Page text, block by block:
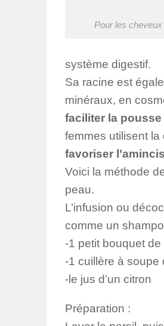
Pour les
système digestif.
Sa racine est
minéraux, en
faciliter la
femmes utilisent
favoriser
Voici la méthode
peau.
L’infusion ou
comme un
-1 petit bouquet de
-1 cuillère à soupe
-le jus d’un citron
Préparation :